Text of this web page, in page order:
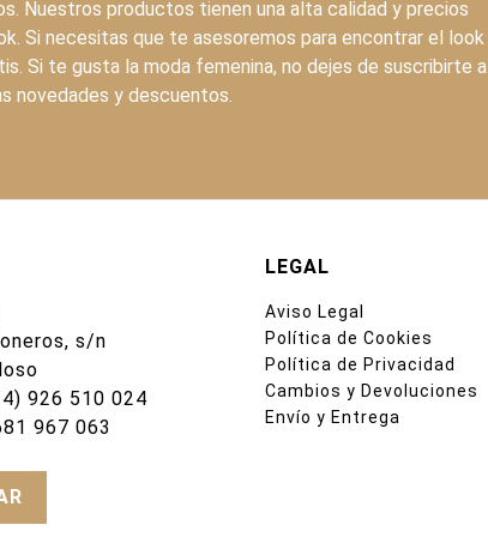
Nuestros productos tienen una alta calidad y precios
Si necesitas que te asesoremos para encontrar el look
Si te gusta la moda femenina, no dejes de suscribirte a
novedades y descuentos.
s/n
926 510 024
967 063
LEGAL
Aviso Legal
Política de Cookies
Política de Privacidad
Cambios y Devoluciones
Envío y Entrega